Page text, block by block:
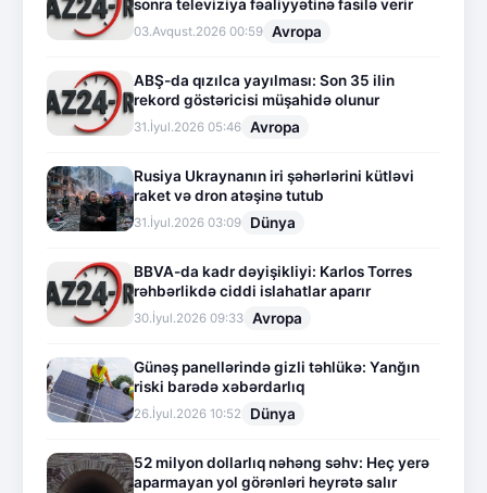
sonra televiziya fəaliyyətinə fasilə verir
03.Avqust.2026 00:59 Avropa
ABŞ-da qızılca yayılması: Son 35 ilin
rekord göstəricisi müşahidə olunur
31.İyul.2026 05:46 Avropa
Rusiya Ukraynanın iri şəhərlərini kütləvi
raket və dron atəşinə tutub
31.İyul.2026 03:09 Dünya
BBVA-da kadr dəyişikliyi: Karlos Torres
rəhbərlikdə ciddi islahatlar aparır
30.İyul.2026 09:33 Avropa
Günəş panellərində gizli təhlükə: Yanğın
riski barədə xəbərdarlıq
26.İyul.2026 10:52 Dünya
52 milyon dollarlıq nəhəng səhv: Heç yerə
aparmayan yol görənləri heyrətə salır